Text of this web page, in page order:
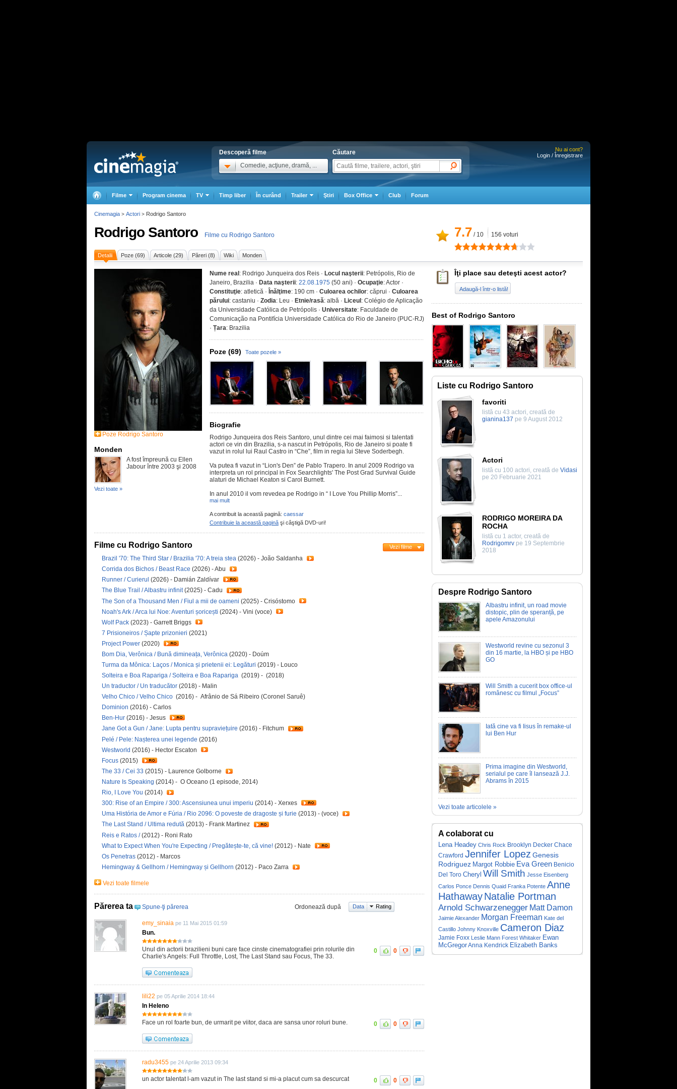
Descoperă filme
Comedie, acţiune, dramă, ...
Căutare
Nu ai cont?
Login / Înregistrare
Filme Program cinema TV Timp liber În curând Trailer Ştiri Box Office Club Forum
Rodrigo Santoro Filme cu Rodrigo Santoro 7.7 / 10 156 voturi
Detalii Poze (69) Articole (29) Păreri (8) Wiki Monden
Poze Rodrigo Santoro
Monden
A fost împreună cu Ellen
Jabour între 2003 şi 2008
Vezi toate »
Nume real : Rodrigo Junqueira dos Reis · Locul naşterii: Petrópolis, Rio de
Janeiro, Brazilia · Data naşterii: 22.08.1975 (50 ani) · Ocupaţie: Actor ·
Constituţie: atletică · Înălţime: 190 cm · Culoarea ochilor: căprui · Culoarea
părului: castaniu · Zodia: Leu · Etnie/rasă: albă · Liceul : Colégio de Aplicação
da Universidade Católica de Petrópolis · Universitate: Faculdade de
Comunicação na Pontifícia Universidade Católica do Rio de Janeiro (PUC-RJ)
· Țara: Brazilia
Poze (69) Toate pozele »
Biografie
Rodrigo Junqueira dos Reis Santoro, unul dintre cei mai faimosi si talentati
actori ce vin din Brazilia, s-a nascut in Petrópolis, Rio de Janeiro si poate fi
vazut in rolul lui Raul Castro in “Che”, film in regia lui Steve Soderbegh.
Va putea fi vazut in “Lion's Den” de Pablo Trapero. In anul 2009 Rodrigo va
interpreta un rol principal in Fox Searchlights' The Post Grad Survival Guide
alaturi de Michael Keaton si Carol Burnett.
In anul 2010 il vom revedea pe Rodrigo in “ I Love You Phillip Morris”...
mai mult
A contribuit la această pagină: caessar
Contribuie la această pagină şi câştigă DVD-uri!
Filme cu Rodrigo Santoro Vezi filme
Brazil '70: The Third Star / Brazilia '70: A treia stea (2026) - João Saldanha
Corrida dos Bichos / Beast Race (2026) - Abu
Runner / Curierul (2026) - Damián Zaldívar
The Blue Trail / Albastru infinit(2025) - Cadu
The Son of a Thousand Men / Fiul a mii de oameni (2025) - Crisóstomo
Noah's Ark / Arca lui Noe: Aventuri șoricești (2024) - Vini (voce)
Wolf Pack (2023) - Garrett Briggs
7 Prisioneiros / Șapte prizonieri (2021)
Project Power (2020)
Bom Dia, Verônica / Bună dimineața, Verônica (2020) - Doúm
Turma da Mônica: Laços / Monica și prietenii ei: Legături (2019) - Louco
Solteira e Boa Rapariga / Solteira e Boa Rapariga (2019) - (2018)
Un traductor / Un traducător (2018) - Malin
Velho Chico / Velho Chico (2016) - Afrânio de Sá Ribeiro (Coronel Saruê)
Dominion (2016) - Carlos
Ben-Hur (2016) - Jesus
Jane Got a Gun / Jane: Lupta pentru supraviețuire (2016) - Fitchum
Pelé / Pele: Nașterea unei legende (2016)
Westworld (2016) - Hector Escaton
Focus (2015)
The 33 / Cei 33 (2015) - Laurence Golborne
Nature Is Speaking (2014) - O Oceano (1 episode, 2014)
Rio, I Love You (2014)
300: Rise of an Empire / 300: Ascensiunea unui imperiu (2014) - Xerxes
Uma História de Amor e Fúria / Rio 2096: O poveste de dragoste și furie (2013) - (voce)
The Last Stand / Ultima redută (2013) - Frank Martinez
Reis e Ratos /(2012) - Roni Rato
What to Expect When You're Expecting / Pregătește-te, că vine! (2012) - Nate
Os Penetras (2012) - Marcos
Hemingway & Gellhorn / Hemingway și Gellhorn (2012) - Paco Zarra
Vezi toate filmele
Părerea ta Spune-ţi părerea Ordonează după Data Rating
emy_sinaia pe 11 Mai 2015 01:59
Bun.
Unul din actorii brazilieni buni care face cinste cinematografiei prin rolurile din
Charlie's Angels: Full Throttle, Lost, The Last Stand sau Focus, The 33.
0 0
lili22 pe 05 Aprilie 2014 18:44
In Heleno
Face un rol foarte bun, de urmarit pe viitor, daca are sansa unor roluri bune. 0 0
radu3455 pe 24 Aprilie 2013 09:34
un actor talentat l-am vazut in The last stand si mi-a placut cum sa descurcat 0 0
Îţi place sau deteşti acest actor?
Adaugă-l într-o listă!
Best of Rodrigo Santoro
Liste cu Rodrigo Santoro
favoriti
listă cu 43 actori, creată de
gianina137 pe 9 August 2012
Actori
listă cu 100 actori, creată de Vidasi
pe 20 Februarie 2021
RODRIGO MOREIRA DA
ROCHA
listă cu 1 actor, creată de
Rodrigomrv pe 19 Septembrie
2018
Despre Rodrigo Santoro
Albastru infinit, un road movie
distopic, plin de speranță, pe
apele Amazonului
Westworld revine cu sezonul 3
din 16 martie, la HBO și pe HBO
GO
Will Smith a cucerit box office-ul
românesc cu filmul „Focus”
Iată cine va fi Iisus în remake-ul
lui Ben Hur
Prima imagine din Westworld,
serialul pe care îl lansează J.J.
Abrams în 2015
Vezi toate articolele »
A colaborat cu
Lena Headey Chris Rock Brooklyn Decker Chace
Crawford Jennifer Lopez Genesis
Rodriguez Margot Robbie Eva Green Benicio
Del Toro Cheryl Will Smith Jesse Eisenberg
Carlos Ponce Dennis Quaid Franka Potente Anne
HathawayNatalie Portman
Arnold Schwarzenegger Matt Damon
Jaimie Alexander Morgan Freeman Kate del
Castillo Johnny Knoxville Cameron Diaz
Jamie Foxx Leslie Mann Forest Whitaker Ewan
McGregorAnna Kendrick Elizabeth Banks
Cinemagia > Actori > Rodrigo Santoro